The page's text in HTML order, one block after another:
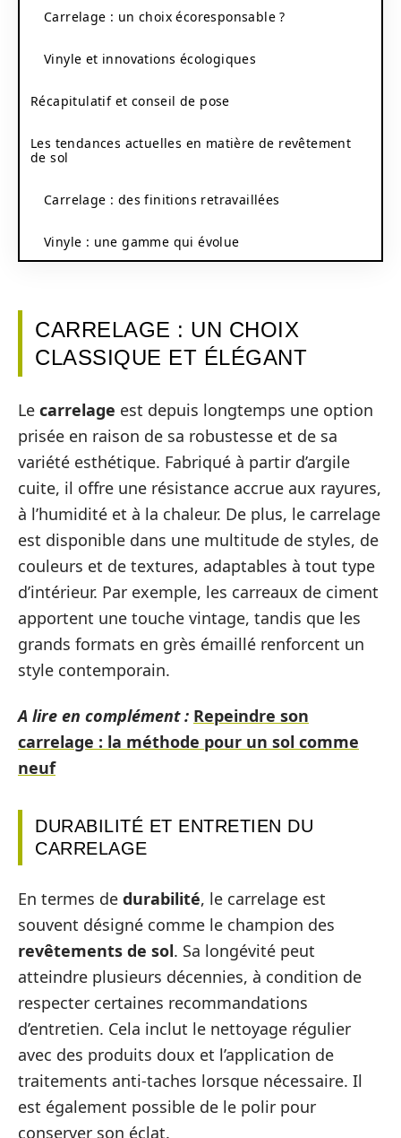
Carrelage : un choix écoresponsable ?
Vinyle et innovations écologiques
Récapitulatif et conseil de pose
Les tendances actuelles en matière de revêtement
de sol
Carrelage : des finitions retravaillées
Vinyle : une gamme qui évolue
CARRELAGE : UN CHOIX
CLASSIQUE ET ÉLÉGANT
Le carrelage est depuis longtemps une option
prisée en raison de sa robustesse et de sa
variété esthétique. Fabriqué à partir d’argile
cuite, il offre une résistance accrue aux rayures,
à l’humidité et à la chaleur. De plus, le carrelage
est disponible dans une multitude de styles, de
couleurs et de textures, adaptables à tout type
d’intérieur. Par exemple, les carreaux de ciment
apportent une touche vintage, tandis que les
grands formats en grès émaillé renforcent un
style contemporain.
A lire en complément : Repeindre son
carrelage : la méthode pour un sol comme
neuf
DURABILITÉ ET ENTRETIEN DU
CARRELAGE
En termes de durabilité, le carrelage est
souvent désigné comme le champion des
revêtements de sol. Sa longévité peut
atteindre plusieurs décennies, à condition de
respecter certaines recommandations
d’entretien. Cela inclut le nettoyage régulier
avec des produits doux et l’application de
traitements anti-taches lorsque nécessaire. Il
est également possible de le polir pour
conserver son éclat.